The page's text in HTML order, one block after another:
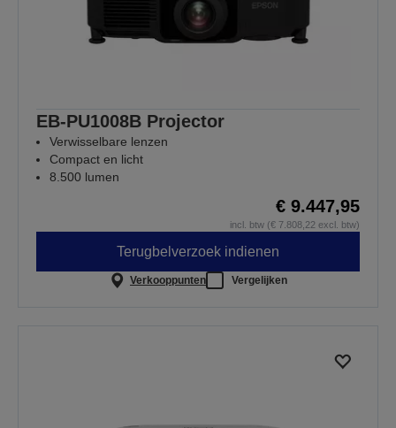
EB-PU1008B Projector
Verwisselbare lenzen
Compact en licht
8.500 lumen
€ 9.447,95
incl. btw (€ 7.808,22 excl. btw)
Terugbelverzoek indienen
Verkooppunten Vergelijken